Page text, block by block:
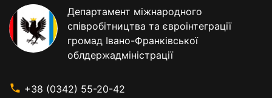
Департамент міжнародного
співробітництва та євроінтеграції
громад Івано-Франківської
облдержадміністрації
+38 (0342) 55-20-42